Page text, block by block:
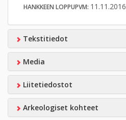
HANKKEEN LOPPUPVM: 11.11.2016
Tekstitiedot
Media
Liitetiedostot
Arkeologiset kohteet